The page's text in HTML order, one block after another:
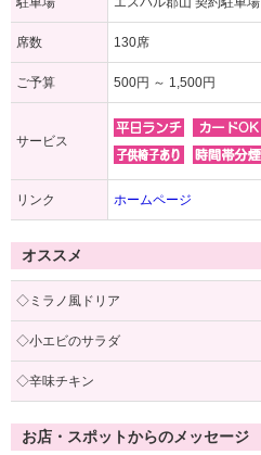
席数 130席
ご予算 500円 ～ 1,500円
サービス
リンク ホームページ
オススメ
◇ミラノ風ドリア
◇小エビのサラダ
◇辛味チキン
お店・スポットからのメッセージ